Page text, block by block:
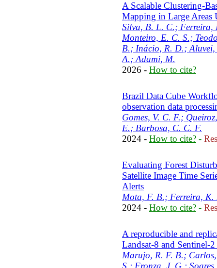
A Scalable Clustering-
Mapping in Large Areas
Silva, B. L. C.; Ferreira,
Monteiro, E. C. S.;
B.; Inácio, R. D.;
A.; Adami, M.
2026 - How to cite?
Brazil Data Cube
observation data
Gomes, V. C. F.;
E.; Barbosa, C. C. F.
2024 - How to cite? -
Evaluating Forest
Satellite Image Time
Alerts
Mota, F. B.; Ferreira, K.
2024 - How to cite? -
A reproducible and
Landsat-8 and Sentinel-2
Marujo, R. F. B.;
S.; Fronza, J. G.;